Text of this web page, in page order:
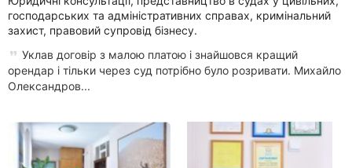
господарських та адміністративних справах, кримінальний
захист, правовий супровід бізнесу.
Уклав договір з малою платою і знайшовся кращий
орендар і тільки через суд потрібно було розривати. Михайло
Олександров...